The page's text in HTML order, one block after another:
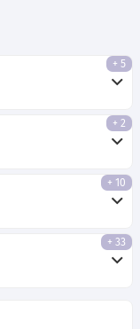
+ 5
+ 2
+ 10
+ 33